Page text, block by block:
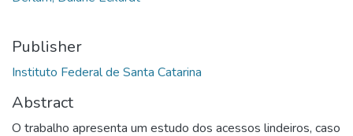
Publisher
Instituto Federal de Santa Catarina
Abstract
O trabalho apresenta um estudo dos acessos lindeiros, caso